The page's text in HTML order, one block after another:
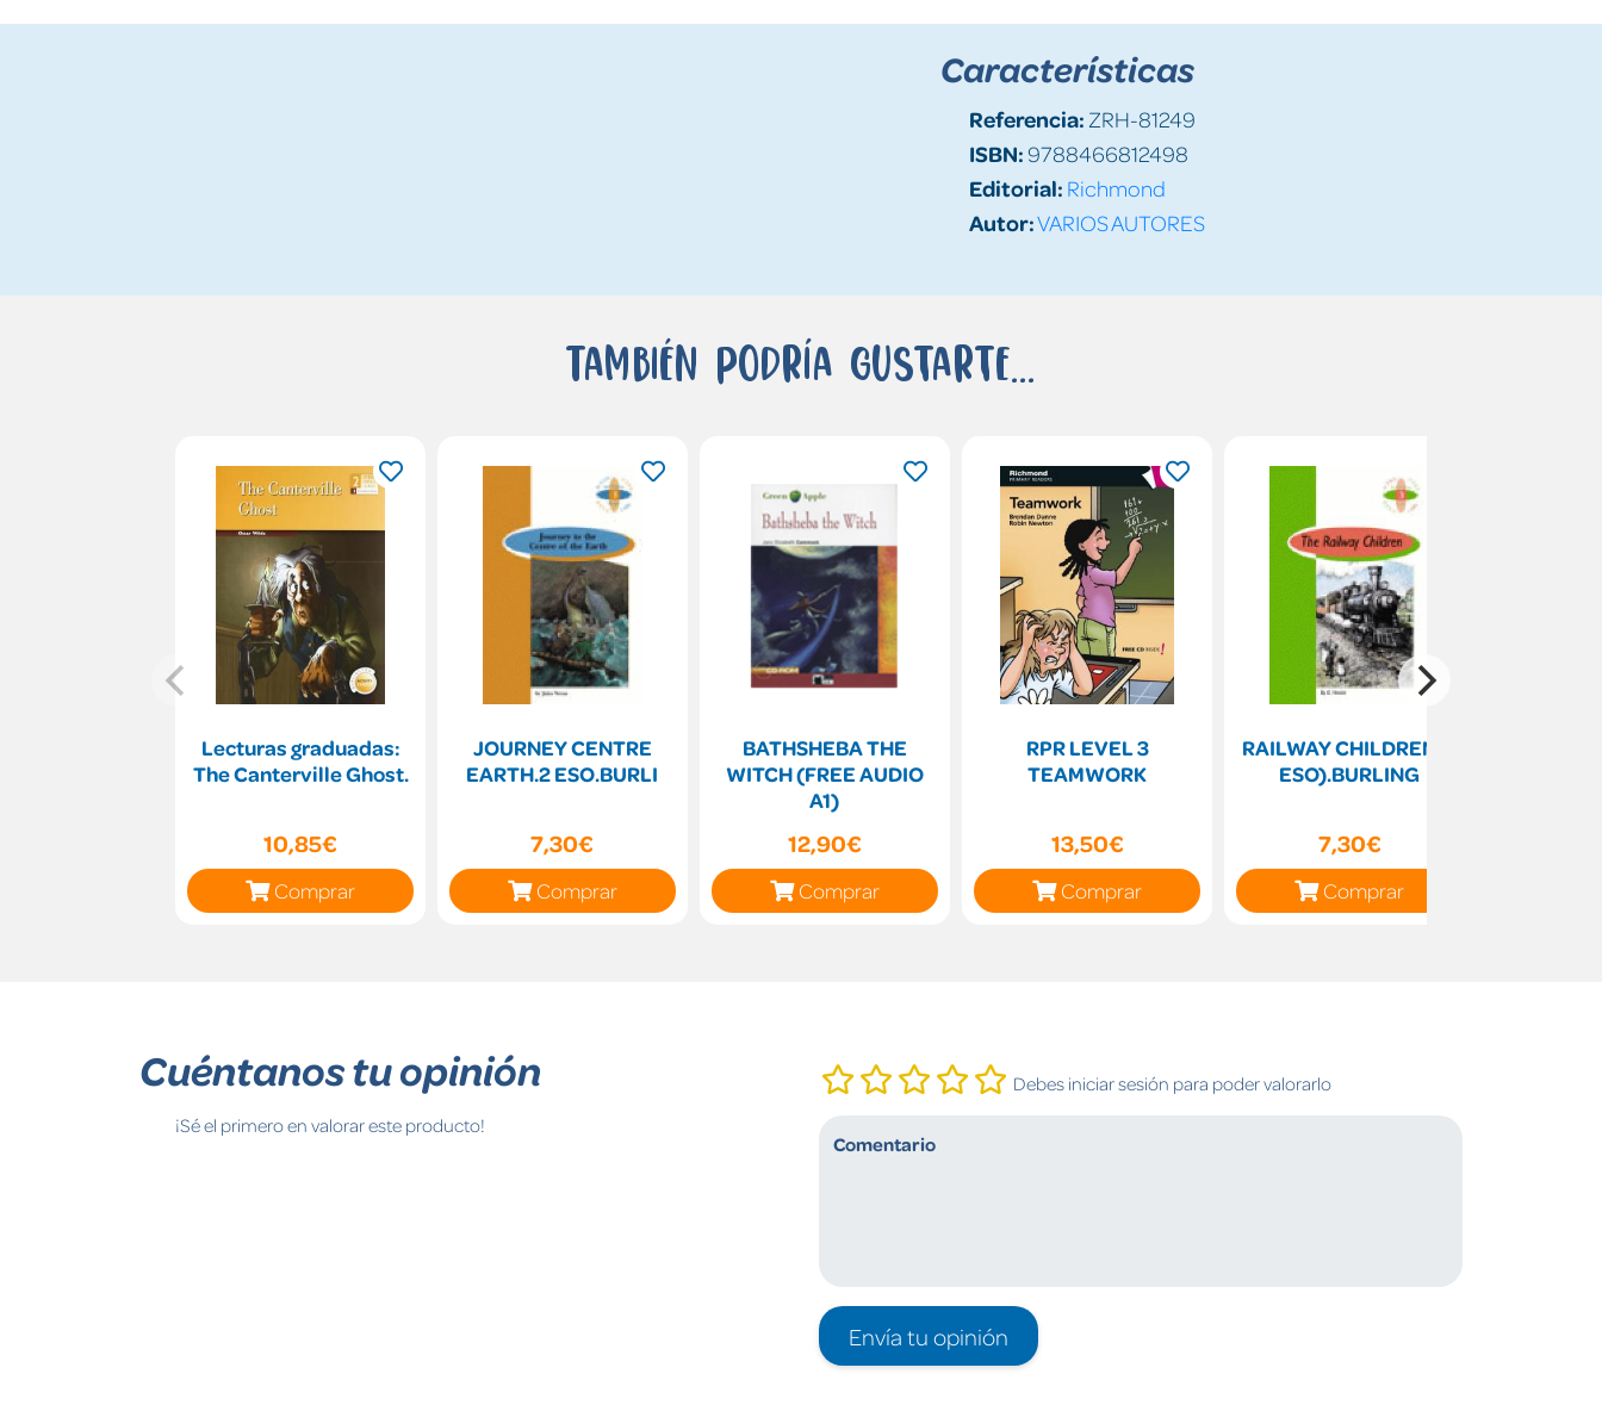
Características
Referencia: ZRH-81249
ISBN:9788466812498
Editorial: Richmond
Autor:VARIOS AUTORES
También podría gustarte...
Lecturas graduadas:
The Canterville Ghost.
10,85€
Comprar
JOURNEY CENTRE
EARTH.2 ESO.BURLI
7,30€
Comprar
BATHSHEBA THE
WITCH (FREE AUDIO
A1)
12,90€
Comprar
RPR LEVEL 3
TEAMWORK
13,50€
Comprar
RAILWAY CHILDREN.(1
ESO).BURLING
7,30€
Comprar
Cuéntanos tu opinión
¡Sé el primero en valorar este producto!
Debes iniciar sesión para poder valorarlo
Envía tu opinión